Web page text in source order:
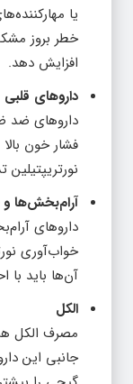
خطر بروز
افزایش دهد.
داروهای قلبی
داروهای ضد
فشار خون
آرام‌بخش‌ها و
داروهای
خواب‌آوری
آن‌ها باید
الکل
مصرف الکل
جانبی این